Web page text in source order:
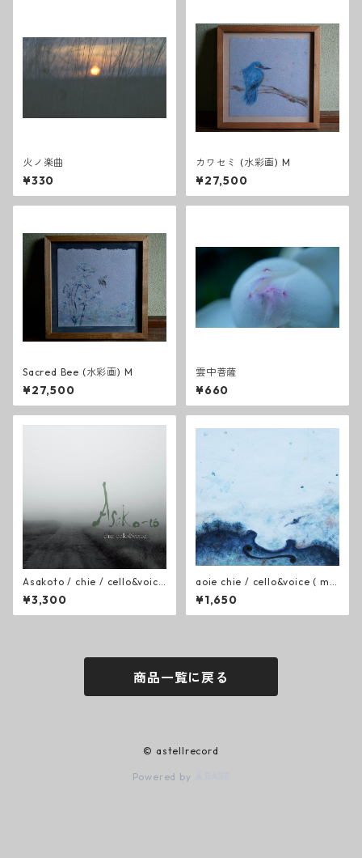
火ノ楽曲
¥330
カワセミ (水彩画) M
¥27,500
Sacred Bee (水彩画) M
¥27,500
雲中菩薩
¥660
Asakoto / chie / cello&voice
(CD)
¥3,300
aoie chie / cello&voice ( mp
3 )
¥1,650
商品一覧に戻る
© astellrecord
Powered by